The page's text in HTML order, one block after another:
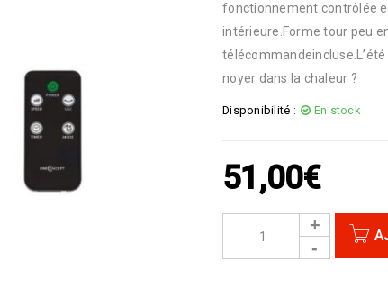
fonctionnement contrôlée
intérieure.Forme tour peu
noyer dans la chaleur ?
Disponibilité : En stock
51,00€